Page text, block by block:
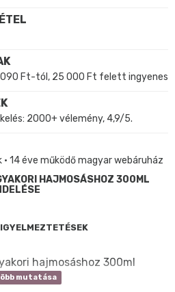
Ft-tól, 25 000 Ft felett ingyenes
2000+ vélemény, 4,9/5.
14 éve működő magyar webáruház
HAJMOSÁSHOZ 300ML
hajmosáshoz 300ml